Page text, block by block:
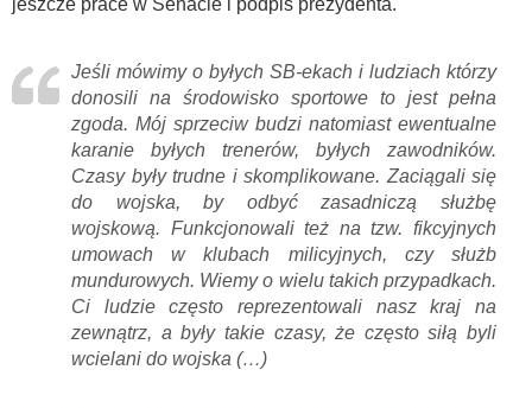
Jeśli mówimy o byłych SB-ekach i ludziach którzy
donosili na środowisko sportowe to jest pełna
zgoda. Mój sprzeciw budzi natomiast ewentualne
karanie byłych trenerów, byłych zawodników.
Czasy były trudne i skomplikowane. Zaciągali się
do wojska, by odbyć zasadniczą służbę
wojskową. Funkcjonowali też na tzw. fikcyjnych
umowach w klubach milicyjnych, czy służb
mundurowych. Wiemy o wielu takich przypadkach.
Ci ludzie często reprezentowali nasz kraj na
zewnątrz, a były takie czasy, że często siłą byli
wcielani do wojska (…)